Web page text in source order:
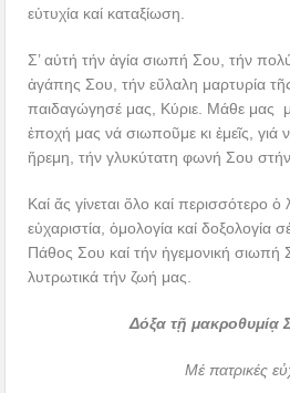
εὐτυχία καί καταξίωση.
Σ’ αὐτή τήν ἁγία σιωπή Σου, τήν
ἀγάπης Σου, τήν εὔλαλη μαρτυρία
παιδαγώγησέ μας, Κύριε. Μάθε μας
ἐποχή μας νά σιωποῦμε κι ἐμεῖς, γιά
ἥρεμη, τήν γλυκύτατη φωνή Σου
Καί ἄς γίνεται ὅλο καί περισσότερο
εὐχαριστία, ὁμολογία καί δοξολογία
Πάθος Σου καί τήν ἡγεμονική σιωπή
λυτρωτικά τήν ζωή μας.
Δόξα τῇ μακροθυμίᾳ
Μέ πατρικές